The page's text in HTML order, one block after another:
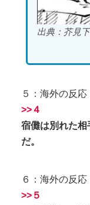
出典：芥見
５：海外の反応
>>４
宿儺は別れた
だ。
６：海外の反応
>>５